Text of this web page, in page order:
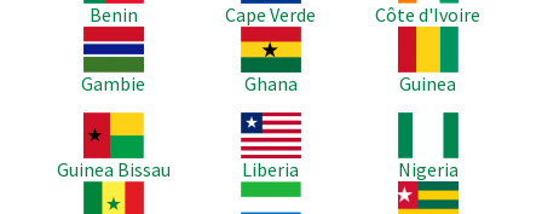
Benin
Cape Verde
Côte d'Ivoire
Image
Gambie
Image
Ghana
Guinea
Image
Guinea Bissau
Image
Liberia
Nigeria
Image
Image